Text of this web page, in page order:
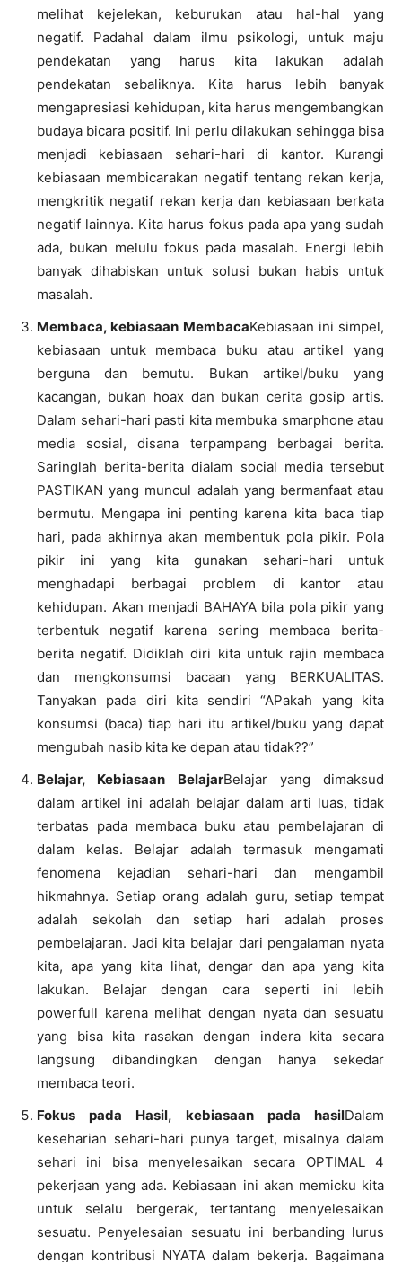
melihat kejelekan, keburukan atau hal-hal yang
negatif. Padahal dalam ilmu psikologi, untuk maju
pendekatan yang harus kita lakukan adalah
pendekatan sebaliknya. Kita harus lebih banyak
mengapresiasi kehidupan, kita harus mengembangkan
budaya bicara positif. Ini perlu dilakukan sehingga bisa
menjadi kebiasaan sehari-hari di kantor. Kurangi
kebiasaan membicarakan negatif tentang rekan kerja,
mengkritik negatif rekan kerja dan kebiasaan berkata
negatif lainnya. Kita harus fokus pada apa yang sudah
ada, bukan melulu fokus pada masalah. Energi lebih
banyak dihabiskan untuk solusi bukan habis untuk
masalah.
Membaca, kebiasaan MembacaKebiasaan ini simpel,
kebiasaan untuk membaca buku atau artikel yang
berguna dan bemutu. Bukan artikel/buku yang
kacangan, bukan hoax dan bukan cerita gosip artis.
Dalam sehari-hari pasti kita membuka smarphone atau
media sosial, disana terpampang berbagai berita.
Saringlah berita-berita dialam social media tersebut
PASTIKAN yang muncul adalah yang bermanfaat atau
bermutu. Mengapa ini penting karena kita baca tiap
hari, pada akhirnya akan membentuk pola pikir. Pola
pikir ini yang kita gunakan sehari-hari untuk
menghadapi berbagai problem di kantor atau
kehidupan. Akan menjadi BAHAYA bila pola pikir yang
terbentuk negatif karena sering membaca berita-
berita negatif. Didiklah diri kita untuk rajin membaca
dan mengkonsumsi bacaan yang BERKUALITAS.
Tanyakan pada diri kita sendiri “APakah yang kita
konsumsi (baca) tiap hari itu artikel/buku yang dapat
mengubah nasib kita ke depan atau tidak??”
Belajar, Kebiasaan BelajarBelajar yang dimaksud
dalam artikel ini adalah belajar dalam arti luas, tidak
terbatas pada membaca buku atau pembelajaran di
dalam kelas. Belajar adalah termasuk mengamati
fenomena kejadian sehari-hari dan mengambil
hikmahnya. Setiap orang adalah guru, setiap tempat
adalah sekolah dan setiap hari adalah proses
pembelajaran. Jadi kita belajar dari pengalaman nyata
kita, apa yang kita lihat, dengar dan apa yang kita
lakukan. Belajar dengan cara seperti ini lebih
powerfull karena melihat dengan nyata dan sesuatu
yang bisa kita rasakan dengan indera kita secara
langsung dibandingkan dengan hanya sekedar
membaca teori.
Fokus pada Hasil, kebiasaan pada hasilDalam
keseharian sehari-hari punya target, misalnya dalam
sehari ini bisa menyelesaikan secara OPTIMAL 4
pekerjaan yang ada. Kebiasaan ini akan memicku kita
untuk selalu bergerak, tertantang menyelesaikan
sesuatu. Penyelesaian sesuatu ini berbanding lurus
dengan kontribusi NYATA dalam bekerja. Bagaimana